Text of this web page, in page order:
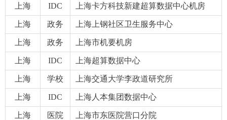
上海 IDC 上海卡方科技新建超算数据中心机房
上海 政务 上海上钢社区卫生服务中心
上海 政务 上海市机要机房
上海 IDC 上海超算数据中心
上海 学校 上海交通大学李政道研究所
上海 IDC 上海人本集团数据中心
上海 医院 上海市东医院营口分院